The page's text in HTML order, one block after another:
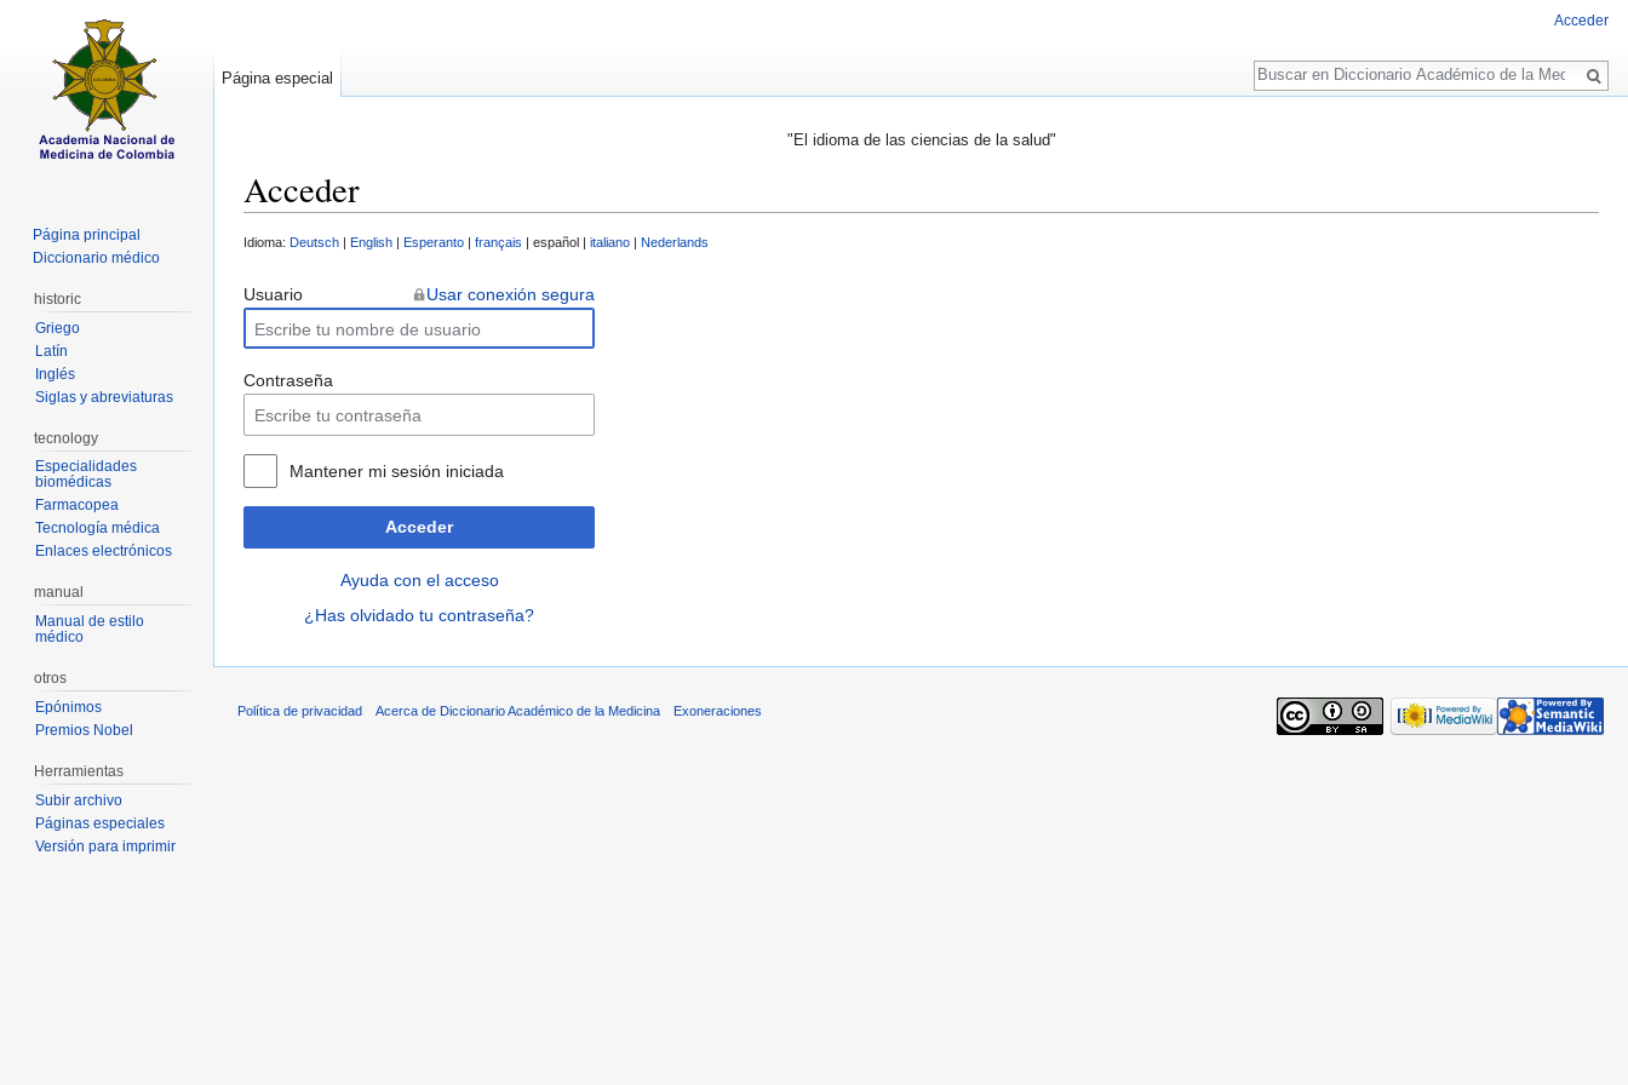
"El idioma de las ciencias de la salud"
Acceder
Idioma: Deutsch English Esperanto français | español | italiano Nederlands
Usuario Usar conexión segura
Contraseña
Mantener mi sesión iniciada
Acceder
Ayuda con el acceso
¿Has olvidado tu contraseña?
Acceder
Página especial
Buscar
Página principal
Diccionario médico
historic
Griego
Latín
Inglés
Siglas y abreviaturas
tecnology
Especialidades
biomédicas
Farmacopea
Tecnología médica
Enlaces electrónicos
manual
Manual de estilo
médico
otros
Epónimos
Premios Nobel
Herramientas
Subir archivo
Páginas especiales
Versión para imprimir
Política de privacidad Acerca de Diccionario Académico de la Medicina Exoneraciones